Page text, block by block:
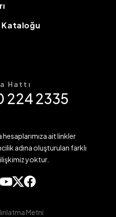
Kataloğu
Hattı
224 2335
ait linkler
adına oluşturulan farklı
yoktur.
Metni